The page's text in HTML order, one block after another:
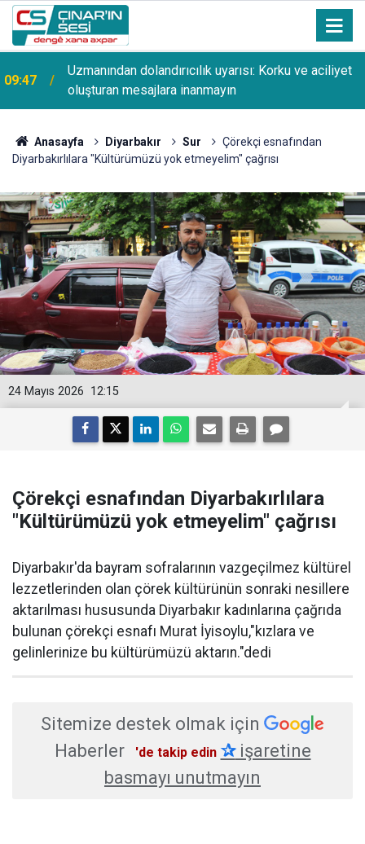
09:47
Uzmanından dolandırıcılık uyarısı: Korku ve aciliyet
oluşturan mesajlara inanmayın
Anasayfa Diyarbakır Sur
Çörekçi esnafından
Diyarbakırlılara "Kültürümüzü yok etmeyelim" çağrısı
12:15
24 Mayıs 2026
Çörekçi esnafından Diyarbakırlılara
"Kültürümüzü yok etmeyelim" çağrısı
Diyarbakır'da bayram sofralarının vazgeçilmez kültürel
lezzetlerinden olan çörek kültürünün sonraki nesillere
aktarılması hususunda Diyarbakır kadınlarına çağrıda
bulunan çörekçi esnafı Murat İyisoylu,"kızlara ve
gelinlerinize bu kültürümüzü aktarın."dedi
Sitemize destek olmak için
Haberler
'de takip edin ✰işaretine
basmayı unutmayın